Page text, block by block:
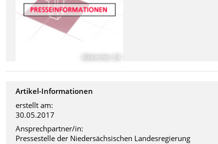
Bildrechte: Stk
Artikel-Informationen
erstellt am:
30.05.2017
Ansprechpartner/in:
Pressestelle der Niedersächsischen Landesregierung